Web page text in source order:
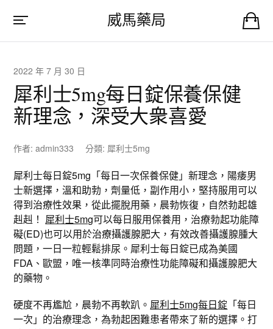
威馬藥局
2022 年 7 月 30 日
犀利士5mg每日錠保養保健
新理念，深受大衆喜愛
作者:admin333 分類: 犀利士5mg
犀利士每日錠5mg「每日一次保養保健」新理念，陽痿男
士新選擇，溫和助勃，劑量低，副作用小，堅持服用可以
得到治療性效果，從此擺脫用藥，晨勃恢復，自然勃起雄
赳赳！ 犀利士5mg可以每日服用保養用，治療勃起功能障
礙(ED)也可以用於治療攝護腺肥大，有效改善攝護腺腫大
問題，一日一粒輕鬆排尿。犀利士每日錠已成為美國
FDA、歐盟，唯一核準同時治療性功能障礙和攝護腺肥大
的藥物。
硬度不再尷尬，晨勃不再軟趴。 犀利士5mg每日錠 「每日
一次」的治療理念，為勃起困難患者帶來了新的選擇。打